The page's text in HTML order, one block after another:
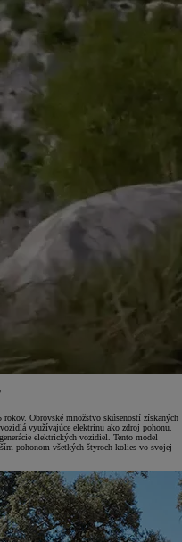
Obrovské množstvo skúseností získaných
využívajúce elektrinu ako zdroj pohonu.
elektrických vozidiel. Tento model
pohonom všetkých štyroch kolies vo svojej